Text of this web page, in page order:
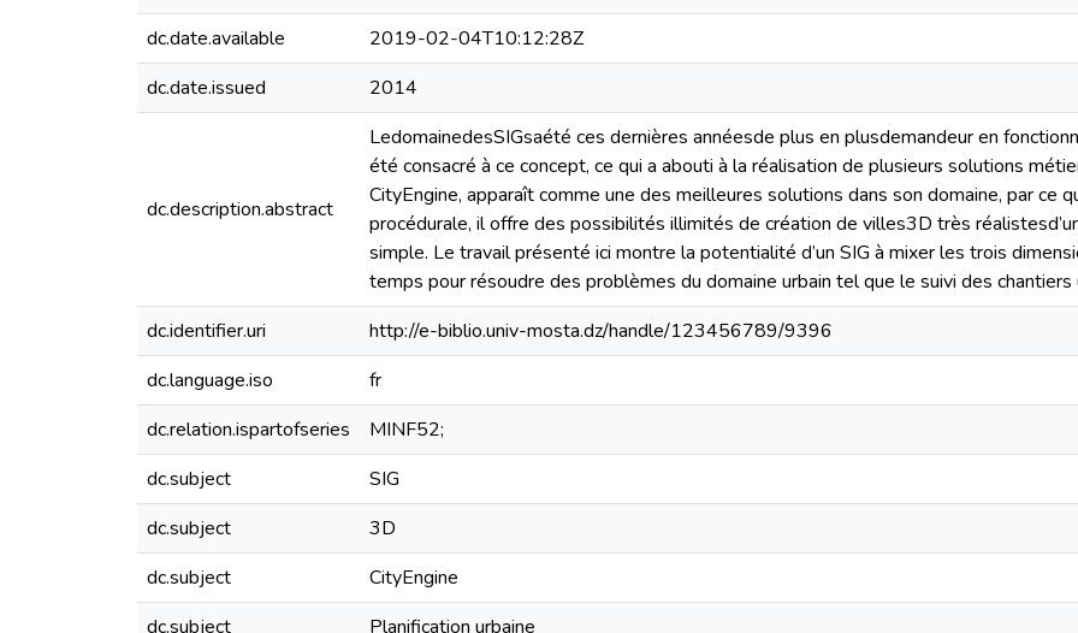
dc.date.available
2019-02-04T10:12:28Z
dc.date.issued
2014
dc.description.abstract
LedomainedesSIGsaété ces dernières annéesde plus en plusdemandeur en
été consacré à ce concept, ce qui a abouti à la réalisation de plusieurs solutions
CityEngine, apparaît comme une des meilleures solutions dans son domaine, par ce
procédurale, il offre des possibilités illimités de création de villes3D très
simple. Le travail présenté ici montre la potentialité d’un SIG à mixer les trois
temps pour résoudre des problèmes du domaine urbain tel que le suivi des chantiers
dc.identifier.uri
http://e-biblio.univ-mosta.dz/handle/123456789/9396
dc.language.iso
fr
dc.relation.ispartofseries
MINF52;
dc.subject
SIG
dc.subject
3D
dc.subject
CityEngine
dc.subject
Planification urbaine